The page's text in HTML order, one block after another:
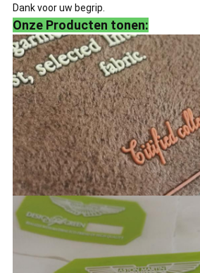
Dank voor uw begrip.
Onze Producten tonen: